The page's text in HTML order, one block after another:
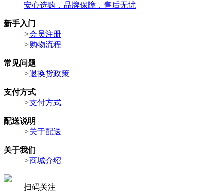
安心选购，品牌保障，售后无忧
新手入门
>会员注册
>购物流程
常见问题
>退换货政策
支付方式
>支付方式
配送说明
>关于配送
关于我们
>商城介绍
扫码关注